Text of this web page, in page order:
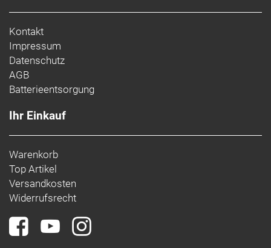
Kontakt
Impressum
Datenschutz
AGB
Batterieentsorgung
Ihr Einkauf
Warenkorb
Top Artikel
Versandkosten
Widerrufsrecht